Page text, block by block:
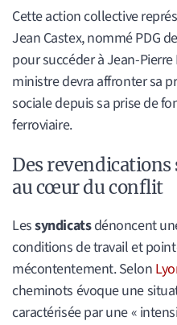
Cette action collective
Jean Castex, nommé PDG
pour succéder à Jean-Pierre
ministre devra affronter sa
sociale depuis sa prise de
ferroviaire.
Des revendications
au cœur du conflit
Lessyndicatsdénoncent
conditions de travail et
mécontentement. Selon
cheminots évoque une
caractérisée par une «